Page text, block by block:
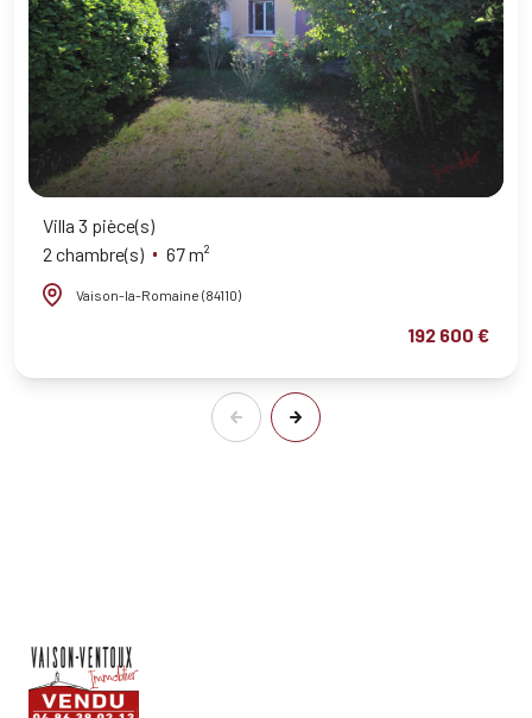
Villa 3 pièce(s)
2 chambre(s)
67 m²
Vaison-la-Romaine (84110)
192 600 €